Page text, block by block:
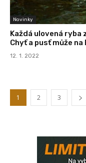
Novinky
Každá ulovená ryba
Chyť a pusť může
12. 1. 2022
1 2 3